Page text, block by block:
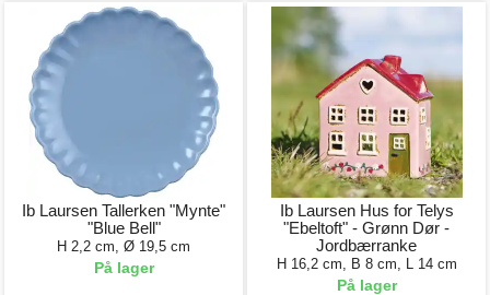
Ib Laursen Tallerken "Mynte"
"Blue Bell"
H 2,2 cm, Ø 19,5 cm
På lager
Ib Laursen Hus for Telys
"Ebeltoft" - Grønn Dør -
Jordbærranke
H 16,2 cm, B 8 cm, L 14 cm
På lager